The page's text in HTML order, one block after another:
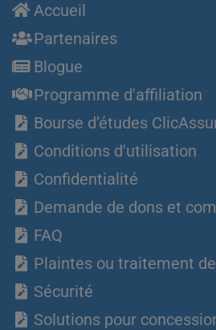
Accueil
Partenaires
Blogue
Programme d'affiliation
Bourse d’études
Conditions d'utilisation
Confidentialité
Demande de dons et
FAQ
Plaintes ou traitement
Sécurité
Solutions pour